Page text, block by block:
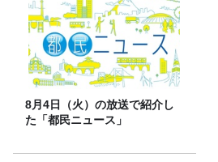
8月4日（火）の放送で紹介し
た「都民ニュース」